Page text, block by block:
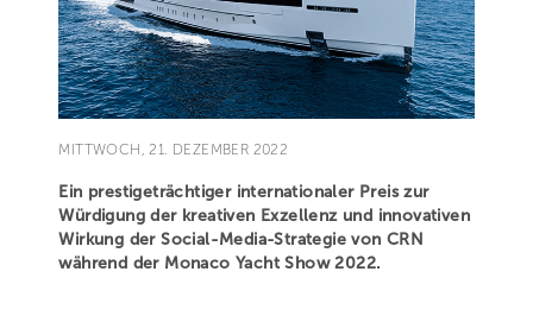
MITTWOCH, 21. DEZEMBER 2022
Ein prestigeträchtiger internationaler Preis zur
Würdigung der kreativen Exzellenz und innovativen
Wirkung der Social-Media-Strategie von CRN
während der Monaco Yacht Show 2022.